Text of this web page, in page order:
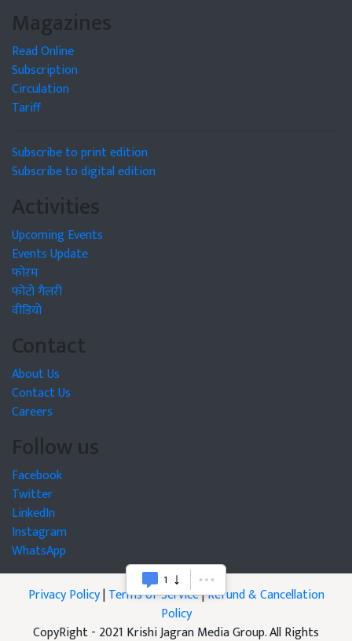
Magazines
Read Online
Subscription
Circulation
Tariff
Subscribe to print edition
Subscribe to digital edition
Activities
Upcoming Events
Events Update
फोरम
फोटो गैलरी
वीडियो
Contact
About Us
Contact Us
Careers
Follow us
Facebook
Twitter
LinkedIn
Instagram
WhatsApp
Privacy Policy|Terms of Service|Refund & Cancellation
Policy
CopyRight - 2021 Krishi Jagran Media Group. All Rights